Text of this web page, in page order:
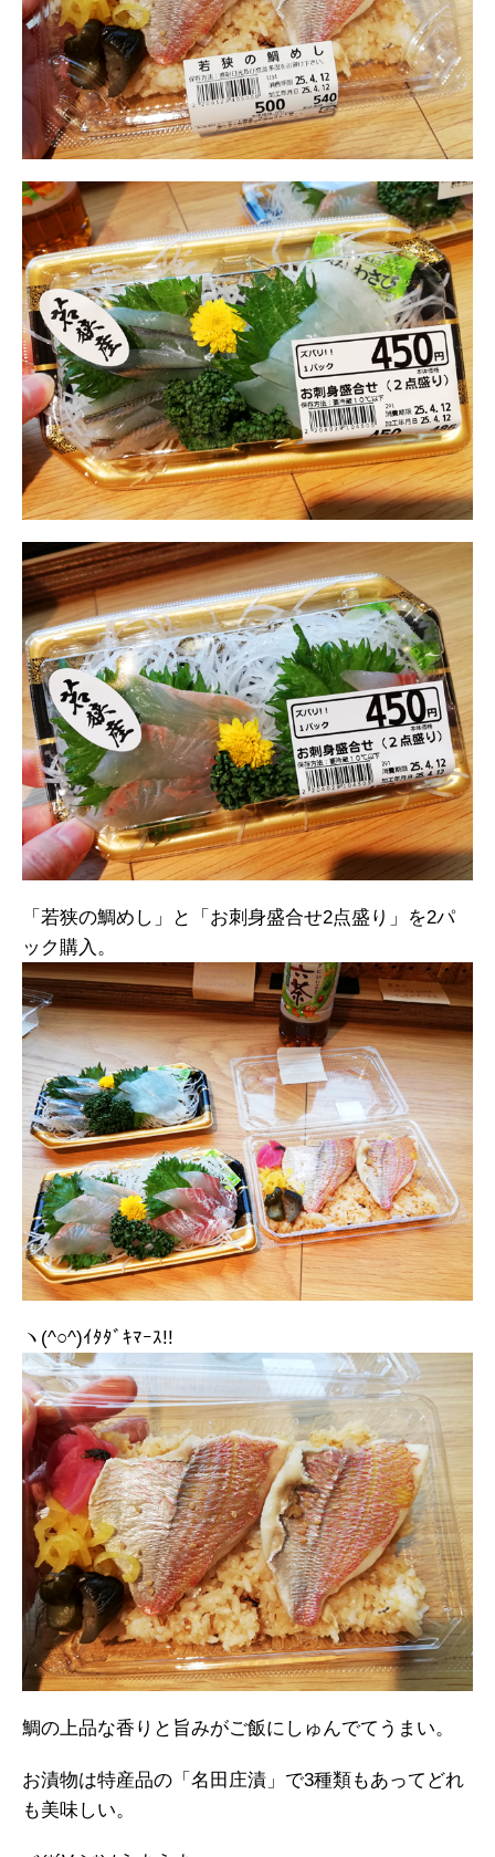
「若狭の鯛めし」と「お刺身盛合せ2点盛り」を2パ
ック購入。
ヽ(^○^)ｲﾀﾀﾞｷﾏｰｽ!!
鯛の上品な香りと旨みがご飯にしゅんでてうまい。
お漬物は特産品の「名田庄漬」で3種類もあってどれ
も美味しい。